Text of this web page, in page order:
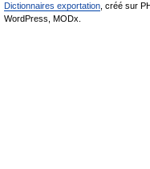
Dictionnaires exportation , créé sur
WordPress, MODx.